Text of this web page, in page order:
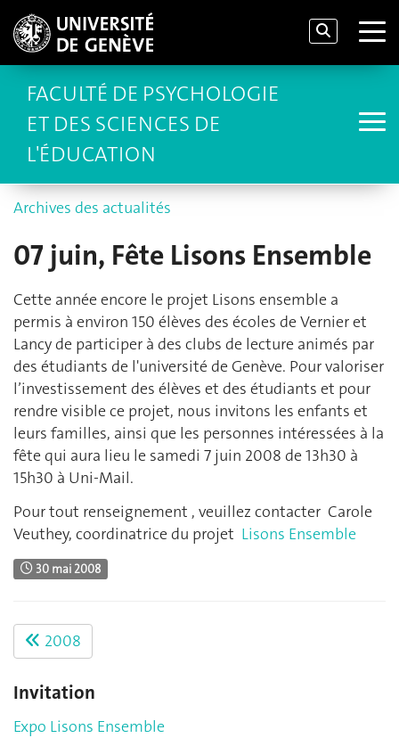
FACULTÉ DE PSYCHOLOGIE
ET DES SCIENCES DE
L'ÉDUCATION
Archives des actualités
07 juin, Fête Lisons Ensemble
Cette année encore le projet Lisons ensemble a
permis à environ 150 élèves des écoles de Vernier et
Lancy de participer à des clubs de lecture animés par
des étudiants de l'université de Genève. Pour valoriser
l’investissement des élèves et des étudiants et pour
rendre visible ce projet, nous invitons les enfants et
leurs familles, ainsi que les personnes intéressées à la
fête qui aura lieu le samedi 7 juin 2008 de 13h30 à
15h30 à Uni-Mail.
Pour tout renseignement , veuillez contacter Carole
Veuthey, coordinatrice du projet Lisons Ensemble
30 mai 2008
2008
Invitation
Expo Lisons Ensemble